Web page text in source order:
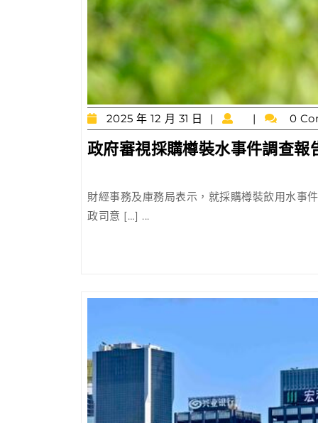
2025 年 12 月 31 日
2025
年
12
日
0
政府審視採購樽裝水事件調查報
財經事務及庫務局表示，就採購樽裝飲用水事
政司意 […] ...